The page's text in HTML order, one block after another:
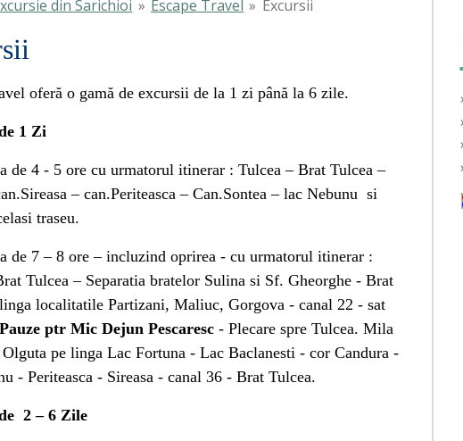
din Sarichioi » Escape Travel » Excursii
oferă o gamă de excursii de la 1 zi până la 6 zile.
1 Zi
de 4 - 5 ore cu urmatorul itinerar : Tulcea – Brat Tulcea –
– can.Periteasca – Can.Sontea – lac Nebunu si
traseu.
de 7 – 8 ore – incluzind oprirea - cu urmatorul itinerar :
Tulcea – Separatia bratelor Sulina si Sf. Gheorghe - Brat
localitatile Partizani, Maliuc, Gorgova - canal 22 - sat
Pauze ptr Mic Dejun Pescaresc- Plecare spre Tulcea. Mila
pe linga Lac Fortuna - Lac Baclanesti - cor Candura -
- Periteasca - Sireasa - canal 36 - Brat Tulcea.
2 – 6 Zile